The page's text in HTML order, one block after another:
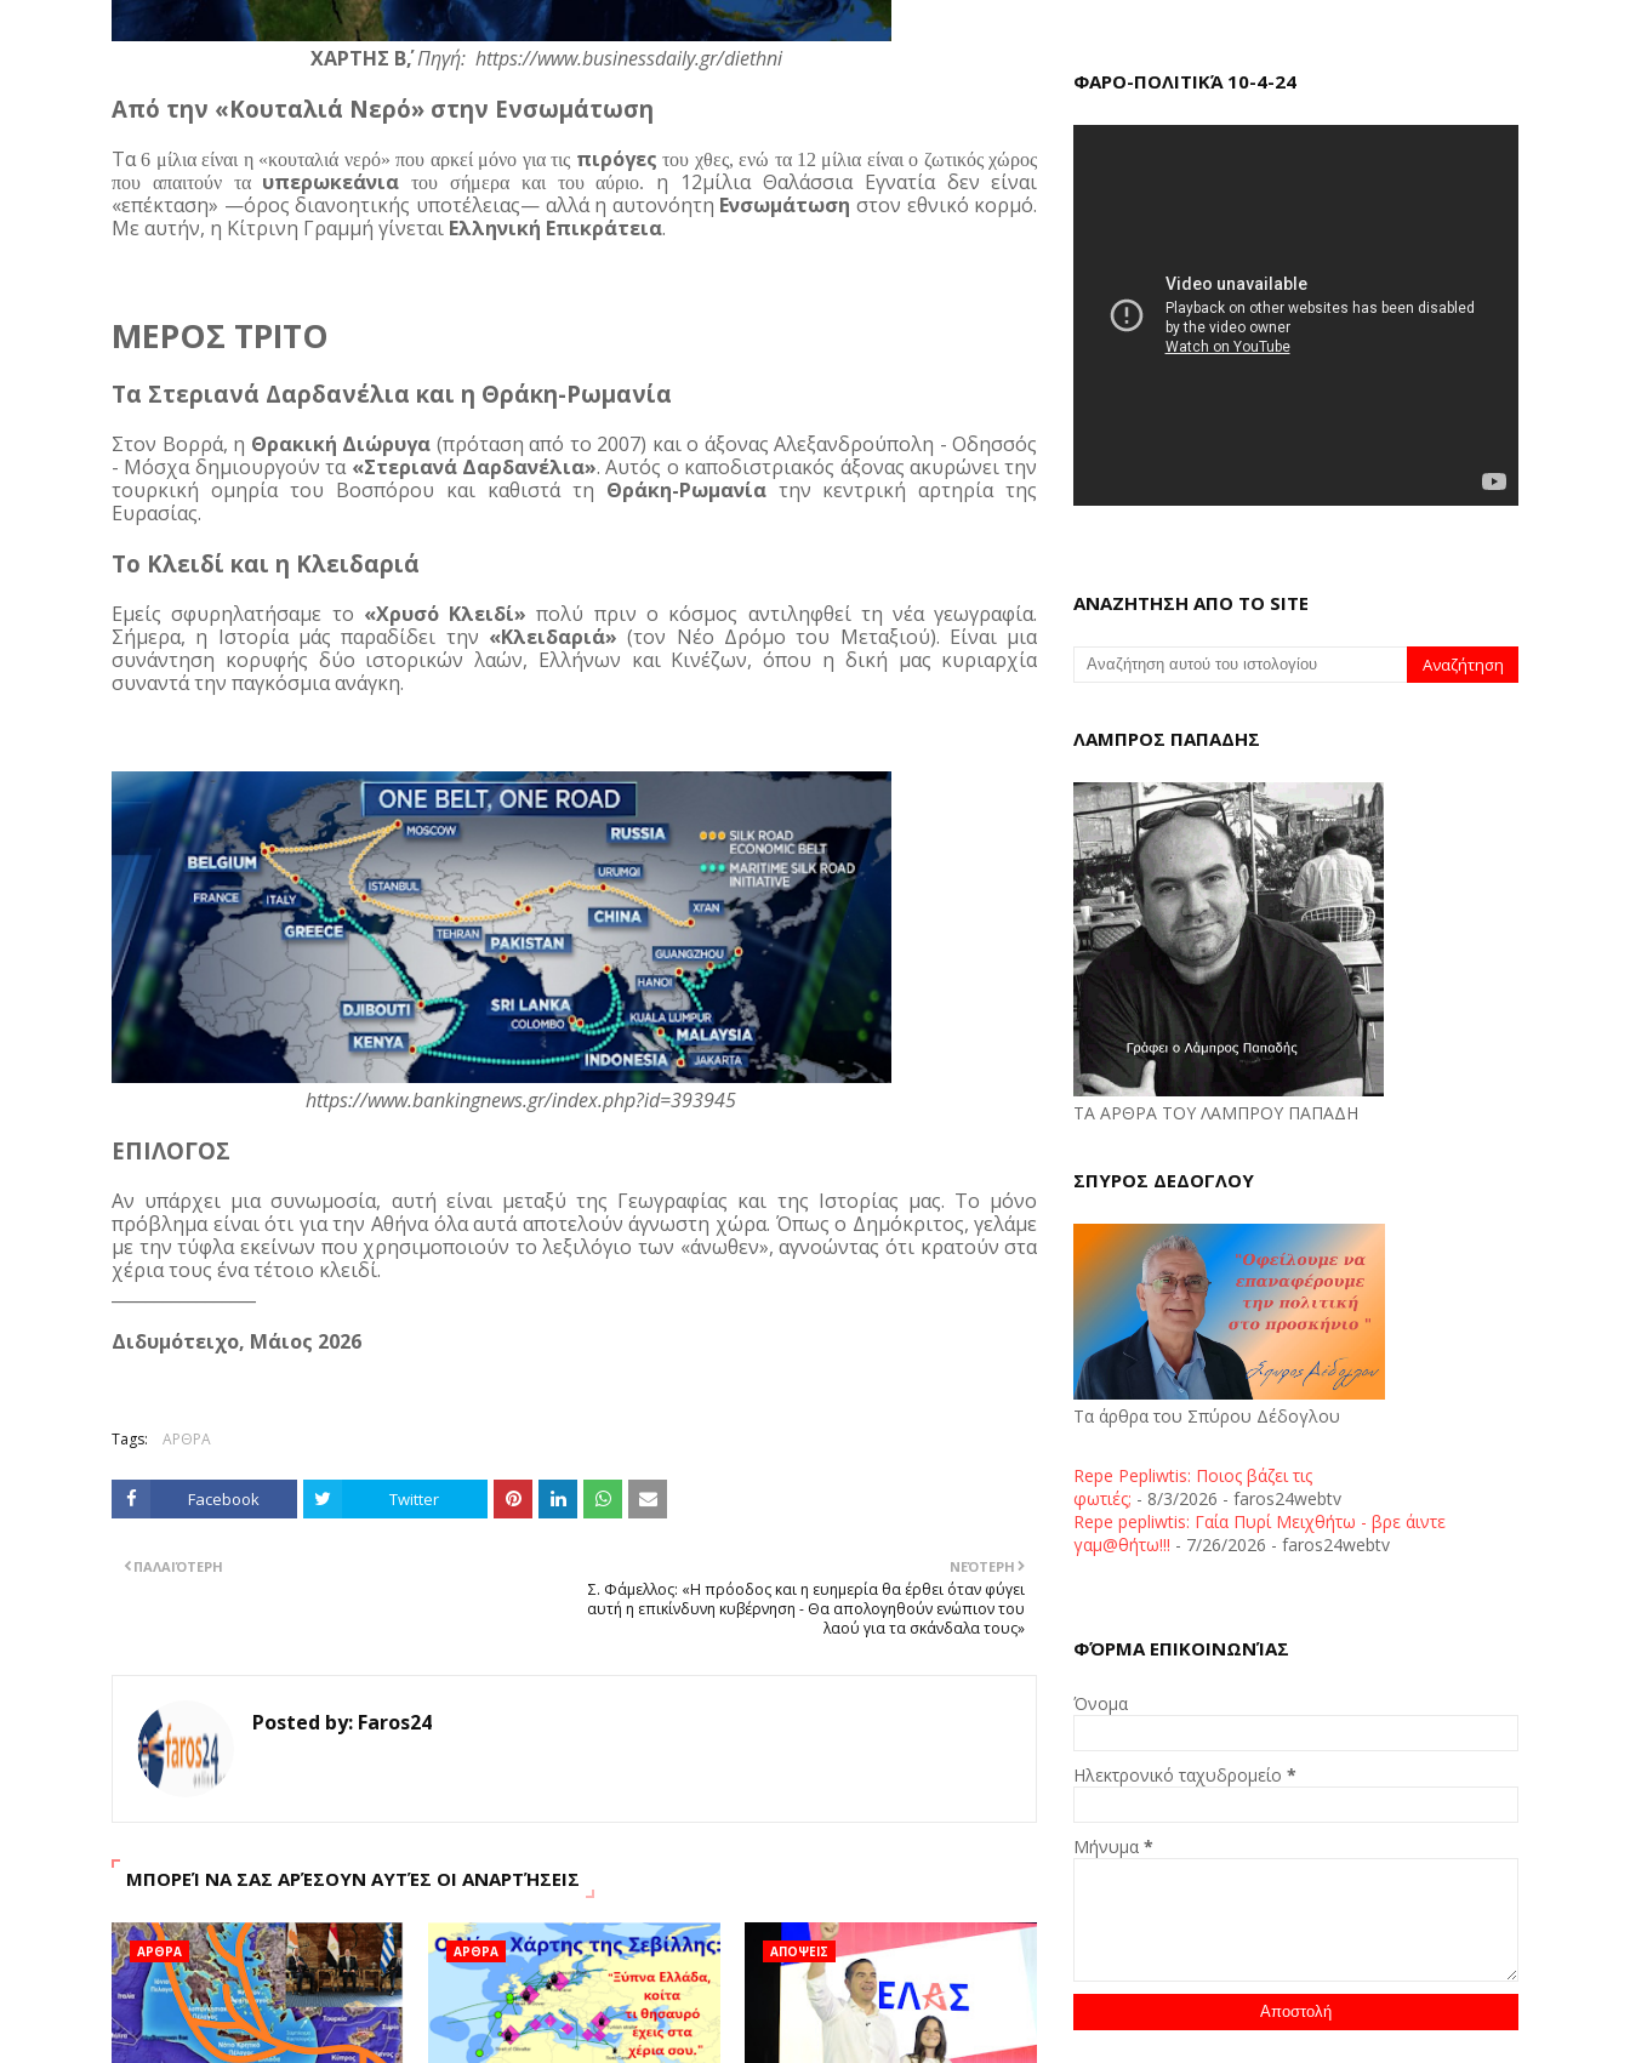
ΧΑΡΤΗΣ Β΄, Πηγή:  https://www.businessdaily.gr/diethni
Από την «Κουταλιά Νερό» στην Ενσωμάτωση
Τα 6 μίλια είναι η «κουταλιά νερό» που αρκεί μόνο για τις πιρόγες του χθες, ενώ τα 12 μίλια είναι ο ζωτικός χώρος
που απαιτούν τα υπερωκεάνια του σήμερα και του αύριο.
η 12μίλια Θαλάσσια Εγνατία δεν είναι
«επέκταση» —όρος διανοητικής υποτέλειας— αλλά η αυτονόητη Ενσωμάτωση στον εθνικό κορμό.
Με αυτήν, η Κίτρινη Γραμμή γίνεται Ελληνική Επικράτεια.
ΜΕΡΟΣ ΤΡΙΤΟ
Τα Στεριανά Δαρδανέλια και η Θράκη-Ρωμανία
Στον Βορρά, η Θρακική Διώρυγα (πρόταση από το 2007) και ο άξονας Αλεξανδρούπολη - Οδησσός
- Μόσχα δημιουργούν τα «Στεριανά Δαρδανέλια». Αυτός ο καποδιστριακός άξονας ακυρώνει την
τουρκική ομηρία του Βοσπόρου και καθιστά τη Θράκη-Ρωμανία την κεντρική αρτηρία της
Ευρασίας.
Το Κλειδί και η Κλειδαριά
Εμείς σφυρηλατήσαμε το «Χρυσό Κλειδί» πολύ πριν ο κόσμος αντιληφθεί τη νέα γεωγραφία.
Σήμερα, η Ιστορία μάς παραδίδει την «Κλειδαριά» (τον Νέο Δρόμο του Μεταξιού). Είναι μια
συνάντηση κορυφής δύο ιστορικών λαών, Ελλήνων και Κινέζων, όπου η δική μας κυριαρχία
συναντά την παγκόσμια ανάγκη.
https://www.bankingnews.gr/index.php?id=393945
ΕΠΙΛΟΓΟΣ
Αν υπάρχει μια συνωμοσία, αυτή είναι μεταξύ της Γεωγραφίας και της Ιστορίας μας. Το μόνο
πρόβλημα είναι ότι για την Αθήνα όλα αυτά αποτελούν άγνωστη χώρα. Όπως ο Δημόκριτος, γελάμε
με την τύφλα εκείνων που χρησιμοποιούν το λεξιλόγιο των «άνωθεν», αγνοώντας ότι κρατούν στα
χέρια τους ένα τέτοιο κλειδί.
Διδυμότειχο, Μάιος 2026
Tags: ΑΡΘΡΑ
Facebook Twitter
ΝΕΌΤΕΡΗ
Σ. Φάμελλος: «Η πρόοδος και η ευημερία θα έρθει όταν φύγει
αυτή η επικίνδυνη κυβέρνηση - Θα απολογηθούν ενώπιον του
λαού για τα σκάνδαλα τους»
ΠΑΛΑΙΌΤΕΡΗ
Posted by: Faros24
ΜΠΟΡΕΊ ΝΑ ΣΑΣ ΑΡΈΣΟΥΝ ΑΥΤΈΣ ΟΙ ΑΝΑΡΤΉΣΕΙΣ
ΑΡΘΡΑ ΑΡΘΡΑ ΑΠΟΨΕΙΣ
ΦΑΡΟ-ΠΟΛΙΤΙΚΆ 10-4-24
ΑΝΑΖΗΤΗΣΗ ΑΠΟ ΤΟ SITE
ΛΑΜΠΡΟΣ ΠΑΠΑΔΗΣ
ΤΑ ΑΡΘΡΑ ΤΟΥ ΛΑΜΠΡΟΥ ΠΑΠΑΔΗ
ΣΠΥΡΟΣ ΔΕΔΟΓΛΟΥ
Τα άρθρα του Σπύρου Δέδογλου
Repe Pepliwtis: Ποιος βάζει τις
φωτιές; - 8/3/2026 - faros24webtv
Repe pepliwtis: Γαία Πυρί Μειχθήτω - βρε άιντε
γαμ@θήτω!!! - 7/26/2026 - faros24webtv
ΦΌΡΜΑ ΕΠΙΚΟΙΝΩΝΊΑΣ
Όνομα
Ηλεκτρονικό ταχυδρομείο*
Μήνυμα*